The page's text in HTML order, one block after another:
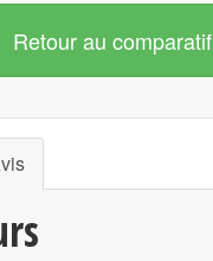
Retour au comparatif